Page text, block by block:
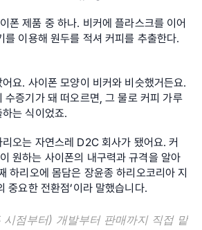
폰 제품 중 하나. 비커에 플라스크를 이어
를 이용해 원두를 적셔 커피를 추출한다.
요. 사이폰 모양이 비커와 비슷했거든요.
수증기가 돼 떠오르면, 그 물로 커피 가루
는 식이었죠.
오는 자연스레 D2C 회사가 됐어요. 커
원하는 사이폰의 내구력과 규격을 알아
하리오에 몸담은 장윤종 하리오코리아 지
중요한 전환점’이라 말했습니다.
시점부터) 개발부터 판매까지 직접 맡